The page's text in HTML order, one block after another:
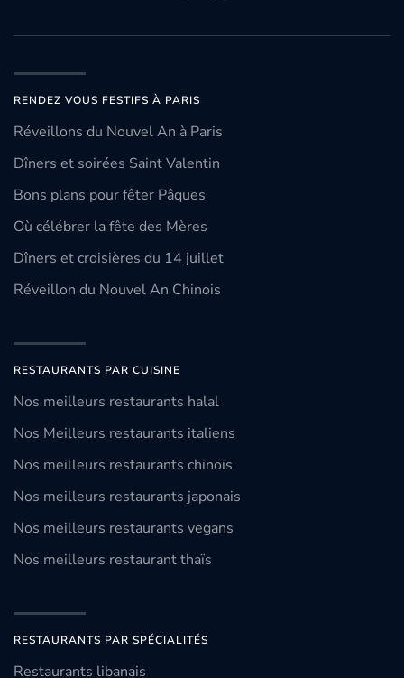
RENDEZ VOUS FESTIFS À PARIS
Réveillons du Nouvel An à Paris
Dîners et soirées Saint Valentin
Bons plans pour fêter Pâques
Où célébrer la fête des Mères
Dîners et croisières du 14 juillet
Réveillon du Nouvel An Chinois
RESTAURANTS PAR CUISINE
Nos meilleurs restaurants halal
Nos Meilleurs restaurants italiens
Nos meilleurs restaurants chinois
Nos meilleurs restaurants japonais
Nos meilleurs restaurants vegans
Nos meilleurs restaurant thaïs
RESTAURANTS PAR SPÉCIALITÉS
Restaurants libanais